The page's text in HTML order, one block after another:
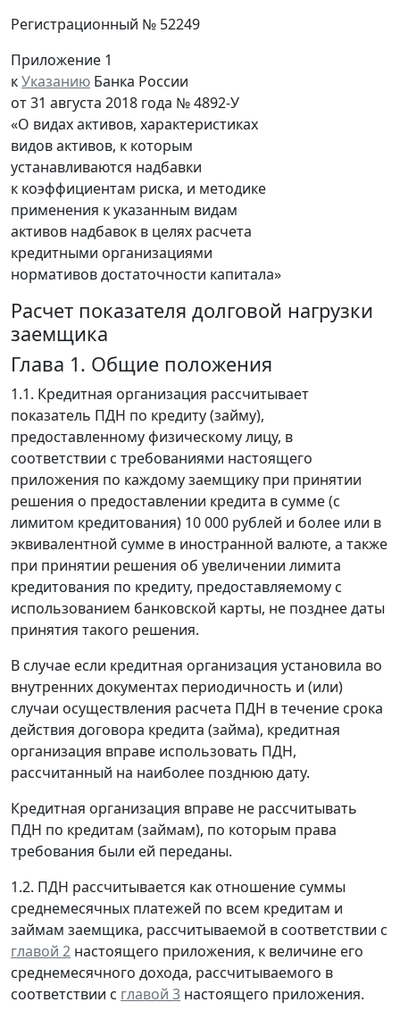
Регистрационный № 52249
Приложение 1
кУказанию Банка России
от 31 августа 2018 года № 4892-У
«О видах активов, характеристиках
видов активов, к которым
устанавливаются надбавки
к коэффициентам риска, и методике
применения к указанным видам
активов надбавок в целях расчета
кредитными организациями
нормативов достаточности капитала»
Расчет показателя долговой нагрузки
заемщика
Глава 1. Общие положения
1.1. Кредитная организация рассчитывает
показатель ПДН по кредиту (займу),
предоставленному физическому лицу, в
соответствии с требованиями настоящего
приложения по каждому заемщику при принятии
решения о предоставлении кредита в сумме (с
лимитом кредитования) 10 000 рублей и более или в
эквивалентной сумме в иностранной валюте, а также
при принятии решения об увеличении лимита
кредитования по кредиту, предоставляемому с
использованием банковской карты, не позднее даты
принятия такого решения.
В случае если кредитная организация установила во
внутренних документах периодичность и (или)
случаи осуществления расчета ПДН в течение срока
действия договора кредита (займа), кредитная
организация вправе использовать ПДН,
рассчитанный на наиболее позднюю дату.
Кредитная организация вправе не рассчитывать
ПДН по кредитам (займам), по которым права
требования были ей переданы.
1.2. ПДН рассчитывается как отношение суммы
среднемесячных платежей по всем кредитам и
займам заемщика, рассчитываемой в соответствии с
главой 2 настоящего приложения, к величине его
среднемесячного дохода, рассчитываемого в
соответствии с главой 3 настоящего приложения.